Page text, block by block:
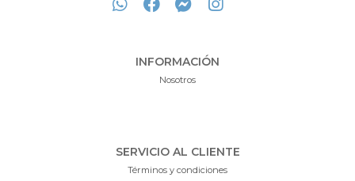
INFORMACIÓN
Nosotros
SERVICIO AL CLIENTE
Términos y condiciones